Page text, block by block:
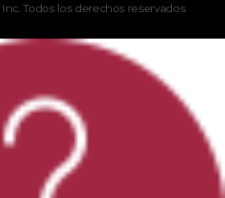
Todos los derechos reservados.